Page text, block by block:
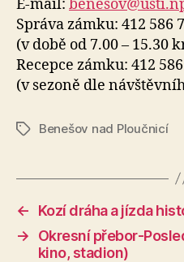
E-mail:
Správa zámku: 412 586
(v době od 7.00 – 15.30
Recepce zámku: 412
(v sezoně dle
ŠtítkyBenešov nad Ploučnicí
←
Kozí dráha a jízda
→
Okresní přebor-
kino, stadion)